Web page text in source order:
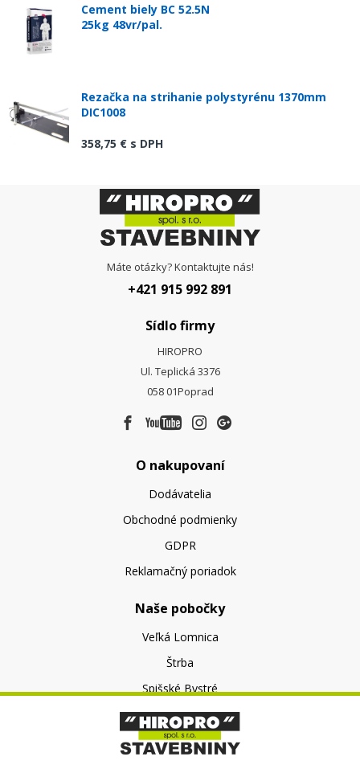
Cement biely BC 52.5N
25kg 48vr/pal.
Rezačka na strihanie polystyrénu 1370mm
DIC1008
358,75 € s DPH
Máte otázky? Kontaktujte nás!
+421 915 992 891
Sídlo firmy
HIROPRO
Ul. Teplická 3376
058 01Poprad
O nakupovaní
Dodávatelia
Obchodné podmienky
GDPR
Reklamačný poriadok
Naše pobočky
Veľká Lomnica
Štrba
Spišské Bystré
O nás
O spoločnosti